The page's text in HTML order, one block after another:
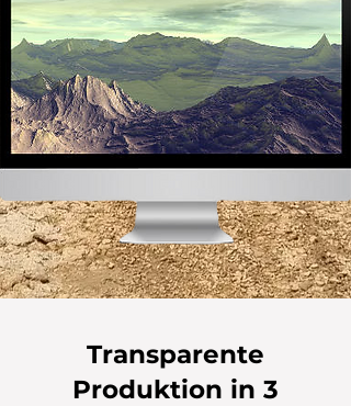
Transparente
Produktion in 3